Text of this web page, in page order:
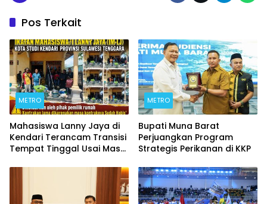
Pos Terkait
METRO
Mahasiswa Lanny Jaya di
Kendari Terancam Transisi
Tempat Tinggal Usai Masa
METRO
Bupati Muna Barat
Perjuangkan Program
Strategis Perikanan di KKP